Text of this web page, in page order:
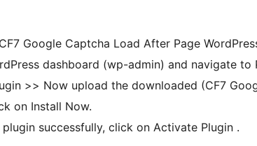
Google Captcha Load After Page
dashboard (wp-admin) and navigate to
>> Now upload the downloaded (CF7
Page.zip) file >> Click on Install Now.
Once you install this plugin successfully, click on Activate Plugin .